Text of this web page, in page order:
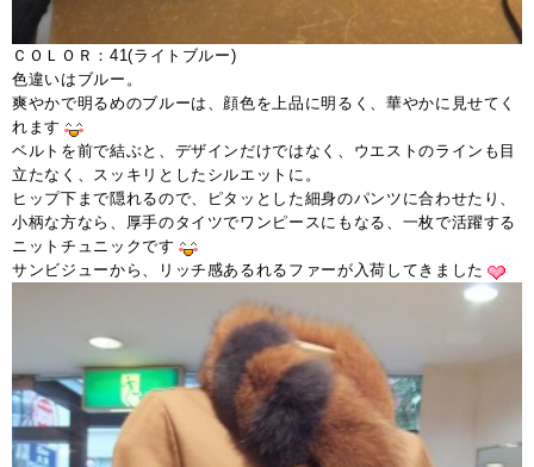
ＣＯＬＯＲ：41(ライトブルー)
色違いはブルー。
爽やかで明るめのブルーは、顔色を上品に明るく、華やかに見せてく
れます
ベルトを前で結ぶと、デザインだけではなく、ウエストのラインも目
立たなく、スッキリとしたシルエットに。
ヒップ下まで隠れるので、ピタッとした細身のパンツに合わせたり、
小柄な方なら、厚手のタイツでワンピースにもなる、一枚で活躍する
ニットチュニックです
サンビジューから、リッチ感あるれるファーが入荷してきました